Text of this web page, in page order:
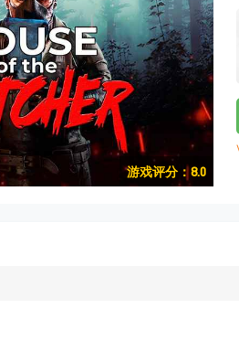
游戏评分：8.0